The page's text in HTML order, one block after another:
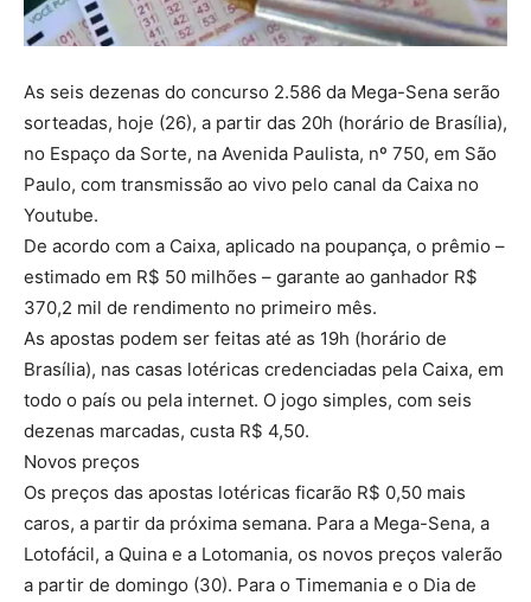
As seis dezenas do concurso 2.586 da Mega-Sena serão
sorteadas, hoje (26), a partir das 20h (horário de Brasília),
no Espaço da Sorte, na Avenida Paulista, nº 750, em São
Paulo, com transmissão ao vivo pelo canal da Caixa no
Youtube.
De acordo com a Caixa, aplicado na poupança, o prêmio –
estimado em R$ 50 milhões – garante ao ganhador R$
370,2 mil de rendimento no primeiro mês.
As apostas podem ser feitas até as 19h (horário de
Brasília), nas casas lotéricas credenciadas pela Caixa, em
todo o país ou pela internet. O jogo simples, com seis
dezenas marcadas, custa R$ 4,50.
Novos preços
Os preços das apostas lotéricas ficarão R$ 0,50 mais
caros, a partir da próxima semana. Para a Mega-Sena, a
Lotofácil, a Quina e a Lotomania, os novos preços valerão
a partir de domingo (30). Para o Timemania e o Dia de